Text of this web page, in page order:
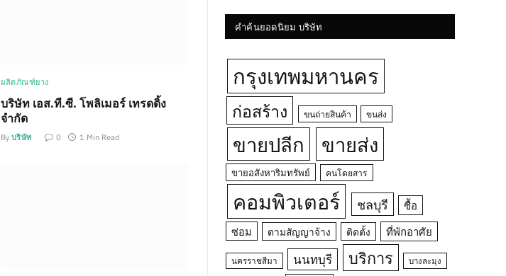
ผลิตภัณฑ์ยาง
บริษัท เอส.ที.ซี. โพลิเมอร์ เทรดดิ้ง
จำกัด
By บริษัท 0 1 Min Read
คำค้นยอดนิยม บริษัท
กรุงเทพมหานคร
ก่อสร้าง ขนถ่ายสินค้า ขนส่ง
ขายปลีก ขายส่ง
ขายอสังหาริมทรัพย์ คนโดยสาร
คอมพิวเตอร์ ชลบุรี
ซื้อ
ซ่อม
ตามสัญญาจ้าง ติดตั้ง ที่พักอาศัย
นครราชสีมา นนทบุรี บริการ บางละมุง